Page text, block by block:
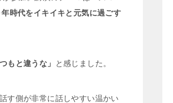
時代をイキイキと元気に過ごす
もと違うな」 と感じました。
す側が非常に話しやすい温かい